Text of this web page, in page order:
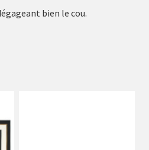
bien le cou.